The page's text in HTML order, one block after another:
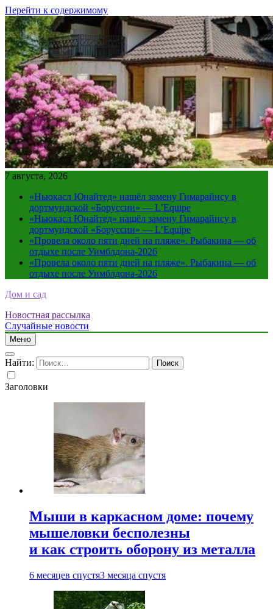
Перейти к содержимому
7 августа, 2026
«Ньюкасл Юнайтед» нашёл замену Гимарайнсу в
дортмундской «Боруссии» — L’Equipe
«Ньюкасл Юнайтед» нашёл замену Гимарайнсу в
дортмундской «Боруссии» — L’Equipe
«Провела около пяти дней на пляже». Рыбакина — об
отдыхе после Уимблдона-2026
«Провела около пяти дней на пляже». Рыбакина — об
отдыхе после Уимблдона-2026
Дом и сад
Новостная рассылка
Случайные новости
Меню
Найти:
Заголовки
Мыши в каркасном доме: почему
мышеловки бесполезны
и как строить оборону из металла
6 месяцев спустя3 месяца спустя